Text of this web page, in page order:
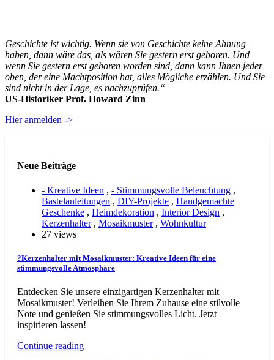
Geschichte ist wichtig. Wenn sie von Geschichte keine Ahnung
haben, dann wäre das, als wären Sie gestern erst geboren. Und
wenn Sie gestern erst geboren worden sind, dann kann Ihnen jeder
oben, der eine Machtposition hat, alles Mögliche erzählen. Und Sie
sind nicht in der Lage, es nachzuprüfen.“
US-Historiker Prof. Howard Zinn
Hier anmelden ->
Neue Beiträge
- Kreative Ideen , - Stimmungsvolle Beleuchtung ,
Bastelanleitungen , DIY-Projekte , Handgemachte
Geschenke , Heimdekoration , Interior Design ,
Kerzenhalter, Mosaikmuster, Wohnkultur
27 views
?Kerzenhalter mit Mosaikmuster: Kreative Ideen für eine
stimmungsvolle Atmosphäre
Entdecken Sie unsere einzigartigen Kerzenhalter mit
Mosaikmuster! Verleihen Sie Ihrem Zuhause eine stilvolle
Note und genießen Sie stimmungsvolles Licht. Jetzt
inspirieren lassen!
Continue reading